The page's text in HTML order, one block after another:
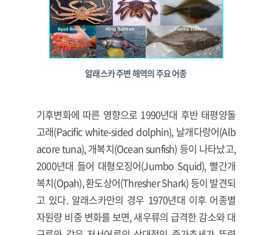
알래스카 주변 해역의 주요 어종
기후변화에 따른 영향으로 1990년대 후반 태평양돌
고래(Pacific white-sided dolphin), 날개다랑어(Alb
acore tuna), 개복치(Ocean sunfish) 등이 나타났고,
2000년대 들어 대형오징어(Jumbo Squid), 빨간개
복치(Opah), 환도상어(Thresher Shark) 등이 발견되
고 있다. 알래스카만의 경우 1970년대 이후 어종별
자원량 비중 변화를 보면, 새우류의 급격한 감소와 대